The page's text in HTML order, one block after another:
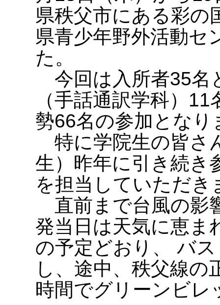
県秩父市にある彩の
県青少年野外活動セ
た。
今回は入所者35名
（手話通訳学科）
勢66名の参加となり
特に学院生の皆さ
生）昨年に引き続き
を担当していただき
直前まで台風の影
発当日は天気に恵ま
の予定どおり、 バ
し、途中、秩父線の
時間でグリーンビレ